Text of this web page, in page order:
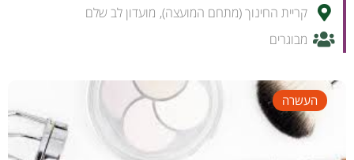
קריית החינוך (מתחם המועצה), מועדון לב שלם
מבוגרים
העשרה